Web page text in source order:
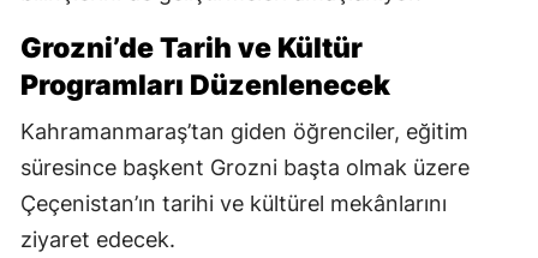
Grozni’de Tarih ve Kültür
Programları Düzenlenecek
Kahramanmaraş’tan giden öğrenciler, eğitim
süresince başkent Grozni başta olmak üzere
Çeçenistan’ın tarihi ve kültürel mekânlarını
ziyaret edecek.